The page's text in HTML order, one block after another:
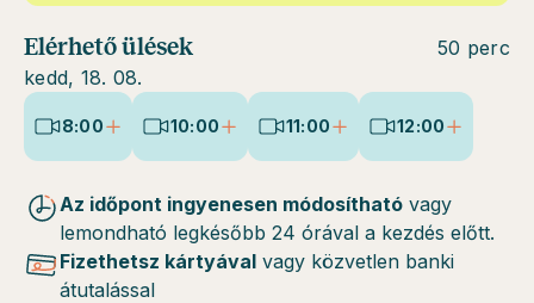
Elérhető ülések
kedd, 18. 08.
50 perc
8:00 10:00 11:00 12:00
Az időpont ingyenesen módosítható vagy
lemondható legkésőbb 24 órával a kezdés előtt.
Fizethetsz kártyával vagy közvetlen banki
átutalással